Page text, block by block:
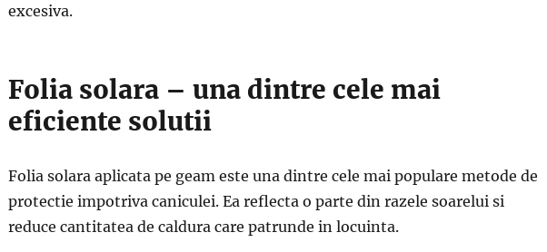
excesiva.
Folia solara – una dintre cele mai
eficiente solutii
Folia solara aplicata pe geam este una dintre cele mai populare metode de
protectie impotriva caniculei. Ea reflecta o parte din razele soarelui si
reduce cantitatea de caldura care patrunde in locuinta.